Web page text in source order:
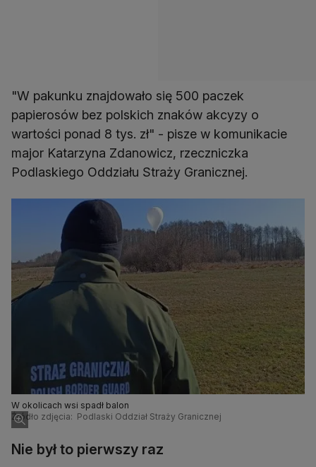
"W pakunku znajdowało się 500 paczek
papierosów bez polskich znaków akcyzy o
wartości ponad 8 tys. zł" - pisze w komunikacie
major Katarzyna Zdanowicz, rzeczniczka
Podlaskiego Oddziału Straży Granicznej.
W okolicach wsi spadł balon
Źródło zdjęcia: Podlaski Oddział Straży Granicznej
Nie był to pierwszy raz